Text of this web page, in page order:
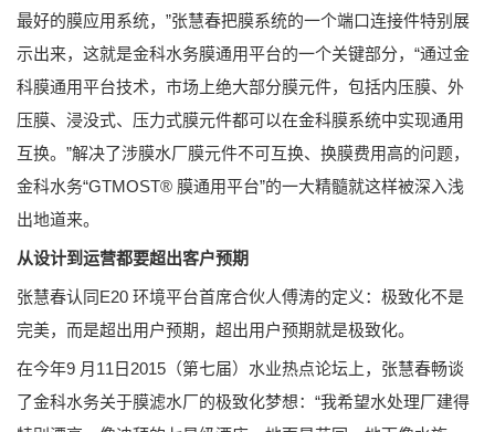
最好的膜应用系统，”张慧春把膜系统的一个端口连接件特别展
示出来，这就是金科水务膜通用平台的一个关键部分，“通过金
科膜通用平台技术，市场上绝大部分膜元件，包括内压膜、外
压膜、浸没式、压力式膜元件都可以在金科膜系统中实现通用
互换。”解决了涉膜水厂膜元件不可互换、换膜费用高的问题，
金科水务“GTMOST® 膜通用平台”的一大精髓就这样被深入浅
出地道来。
从设计到运营都要超出客户预期
张慧春认同E20 环境平台首席合伙人傅涛的定义：极致化不是
完美，而是超出用户预期，超出用户预期就是极致化。
在今年9 月11日2015（第七届）水业热点论坛上，张慧春畅谈
了金科水务关于膜滤水厂的极致化梦想：“我希望水处理厂建得